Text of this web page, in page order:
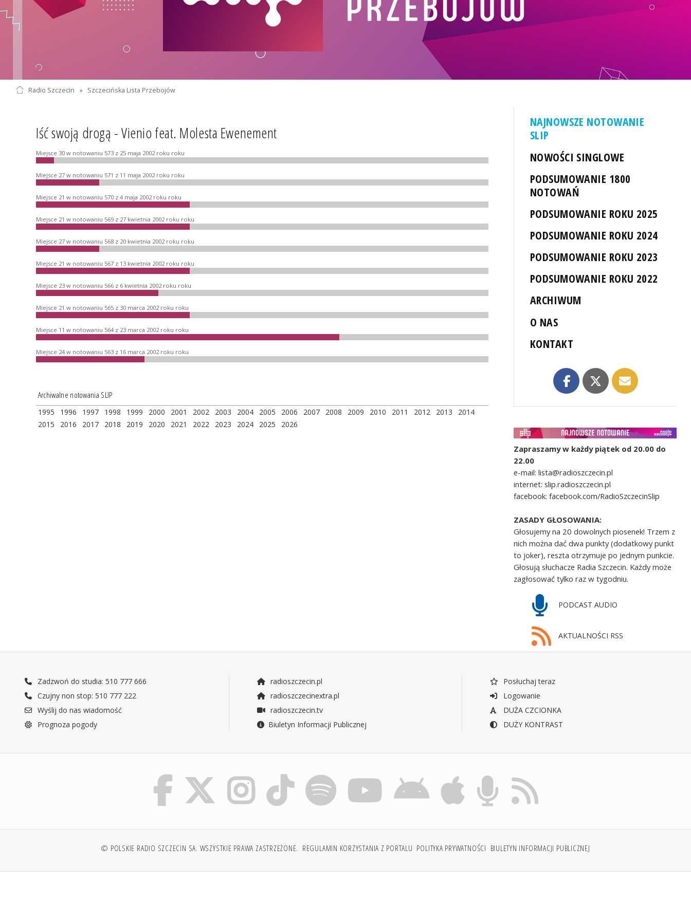
Radio Szczecin » Szczecińska Lista Przebojów
Iść swoją drogą - Vienio feat. Molesta Ewenement
Miejsce 30 w notowaniu 573 z 25 maja 2002 roku roku
Miejsce 27 w notowaniu 571 z 11 maja 2002 roku roku
Miejsce 21 w notowaniu 570 z 4 maja 2002 roku roku
Miejsce 21 w notowaniu 569 z 27 kwietnia 2002 roku roku
Miejsce 27 w notowaniu 568 z 20 kwietnia 2002 roku roku
Miejsce 21 w notowaniu 567 z 13 kwietnia 2002 roku roku
Miejsce 23 w notowaniu 566 z 6 kwietnia 2002 roku roku
Miejsce 21 w notowaniu 565 z 30 marca 2002 roku roku
Miejsce 11 w notowaniu 564 z 23 marca 2002 roku roku
Miejsce 24 w notowaniu 563 z 16 marca 2002 roku roku
Archiwalne notowania SLIP
1995 1996 1997 1998 1999 2000 2001 2002 2003 2004 2005 2006 2007 2008 2009 2010 2011 2012 2013
2014
2015
2016 2017 2018 2019 2020 2021 2022 2023 2024 2025 2026
NAJNOWSZE NOTOWANIE
SLIP
NOWOŚCI SINGLOWE
PODSUMOWANIE 1800
NOTOWAŃ
PODSUMOWANIE ROKU 2025
PODSUMOWANIE ROKU 2024
PODSUMOWANIE ROKU 2023
PODSUMOWANIE ROKU 2022
ARCHIWUM
O NAS
KONTAKT
Zapraszamy w każdy piątek od 20.00 do
22.00
e-mail: lista@radioszczecin.pl
internet: slip.radioszczecin.pl
facebook: facebook.com/RadioSzczecinSlip
ZASADY GŁOSOWANIA:
Głosujemy na 20 dowolnych piosenek! Trzem z
nich można dać dwa punkty (dodatkowy punkt
to joker), reszta otrzymuje po jednym punkcie.
Głosują słuchacze Radia Szczecin. Każdy może
zagłosować tylko raz w tygodniu.
PODCAST AUDIO
AKTUALNOŚCI RSS
Zadzwoń do studia: 510 777 666
Czujny non stop: 510 777 222
Wyślij do nas wiadomość
Prognoza pogody
radioszczecin.pl
radioszczecinextra.pl
radioszczecin.tv
Biuletyn Informacji Publicznej
Posłuchaj teraz
Logowanie
DUŻA CZCIONKA
DUŻY KONTRAST
© POLSKIE RADIO SZCZECIN SA. WSZYSTKIE PRAWA ZASTRZEŻONE. REGULAMIN KORZYSTANIA Z PORTALU POLITYKA PRYWATNOŚCI BIULETYN INFORMACJI PUBLICZNEJ